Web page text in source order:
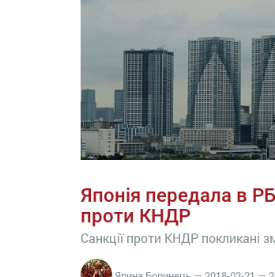
Японія передала в
проти КНДР
Санкції проти КНДР покликані